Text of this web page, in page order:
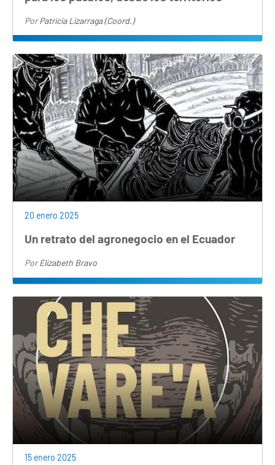
PorPatricia Lizarraga (Coord.)
20 enero 2025
Un retrato del agronegocio en el Ecuador
PorElizabeth Bravo
15 enero 2025